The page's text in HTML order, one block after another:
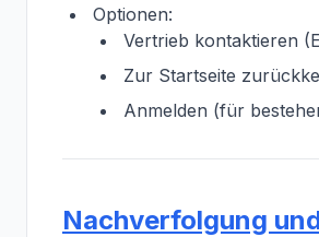
Optionen:
Vertrieb kontaktieren
Zur Startseite
Anmelden (für
Nachverfolgung